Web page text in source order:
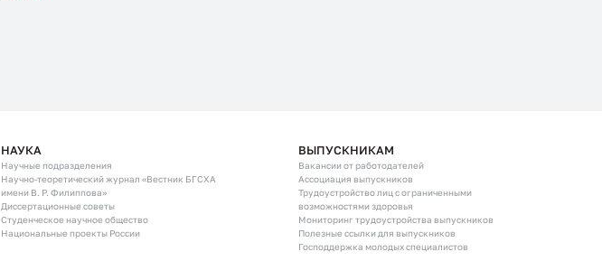
НАУКА
Научные подразделения
Научно-теоретический журнал «Вестник БГСХА
имени В. Р. Филиппова»
Диссертационные советы
Студенческое научное общество
Национальные проекты России
ВЫПУСКНИКАМ
Вакансии от работодателей
Ассоциация выпускников
Трудоустройство лиц с ограниченными
возможностями здоровья
Мониторинг трудоустройства выпускников
Полезные ссылки для выпускников
Господдержка молодых специалистов